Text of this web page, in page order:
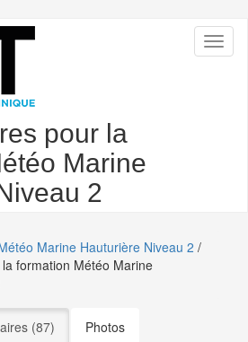
pour la
Marine
2
Marine Hauturière Niveau 2 /
formation Météo Marine
(87) (active tab)
Photos